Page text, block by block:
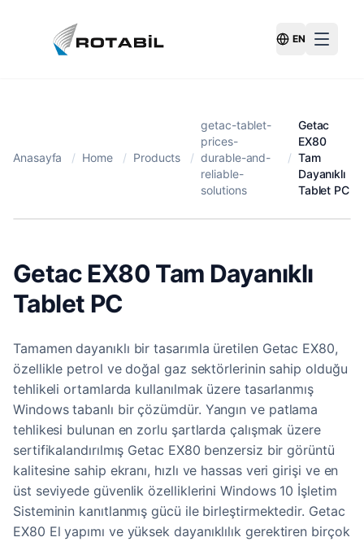
Switch
EN
Anasayfa / Home / Products /
getac-tablet-
prices-
durable-and-
reliable-
solutions
/
Getac
EX80
Tam
Dayanıklı
Tablet PC
Getac EX80 Tam Dayanıklı
Tablet PC
Tamamen dayanıklı bir tasarımla üretilen Getac EX80,
özellikle petrol ve doğal gaz sektörlerinin sahip olduğu
tehlikeli ortamlarda kullanılmak üzere tasarlanmış
Windows tabanlı bir çözümdür. Yangın ve patlama
tehlikesi bulunan en zorlu şartlarda çalışmak üzere
sertifikalandırılmış Getac EX80 benzersiz bir görüntü
kalitesine sahip ekranı, hızlı ve hassas veri girişi ve en
üst seviyede güvenlik özelliklerini Windows 10 İşletim
Sisteminin kanıtlanmış gücü ile birleştirmektedir. Getac
EX80 El yapımı ve yüksek dayanıklılık gerektiren birçok